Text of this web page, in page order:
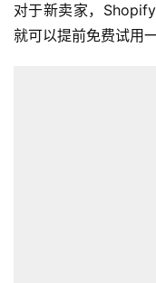
对于新卖家，
就可以提前免费试用